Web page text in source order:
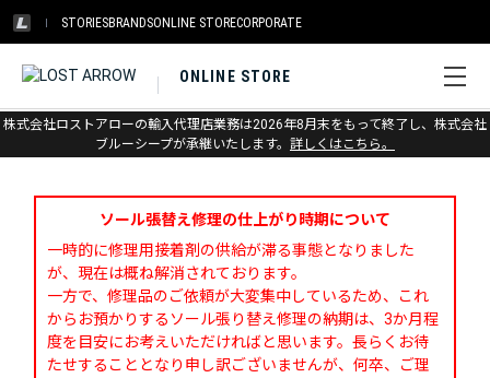
STORIESBRANDSONLINE STORECORPORATE
ONLINE STORE
株式会社ロストアローの輸入代理店業務は2026年8月末をもって終了し、株式会社
ブルーシープが承継いたします。 詳しくはこちら。
お問い合わせ
ソール張替え修理の仕上がり時期について
一時的に修理用接着剤の供給が滞る事態となりました
が、現在は概ね解消されております。
一方で、修理品のご依頼が大変集中しているため、これ
からお預かりするソール張り替え修理の納期は、3か月程
度を目安にお考えいただければと思います。長らくお待
たせすることとなり申し訳ございませんが、何卒、ご理